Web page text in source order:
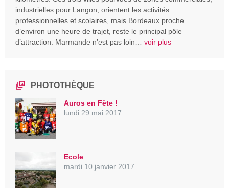
industrielles pour Langon, orientent les activités
professionnelles et scolaires, mais Bordeaux proche
d’environ une heure de trajet, reste le principal pôle
d’attraction. Marmande n’est pas loin… voir plus
PHOTOTHÈQUE
Auros en Fête !
lundi 29 mai 2017
Ecole
mardi 10 janvier 2017